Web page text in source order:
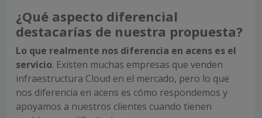
¿Qué aspecto diferencial
destacarías de nuestra propuesta?
Lo que realmente nos diferencia en acens es el
servicio. Existen muchas empresas que venden
infraestructura Cloud en el mercado, pero lo que
nos diferencia en acens es cómo respondemos y
apoyamos a nuestros clientes cuando tienen